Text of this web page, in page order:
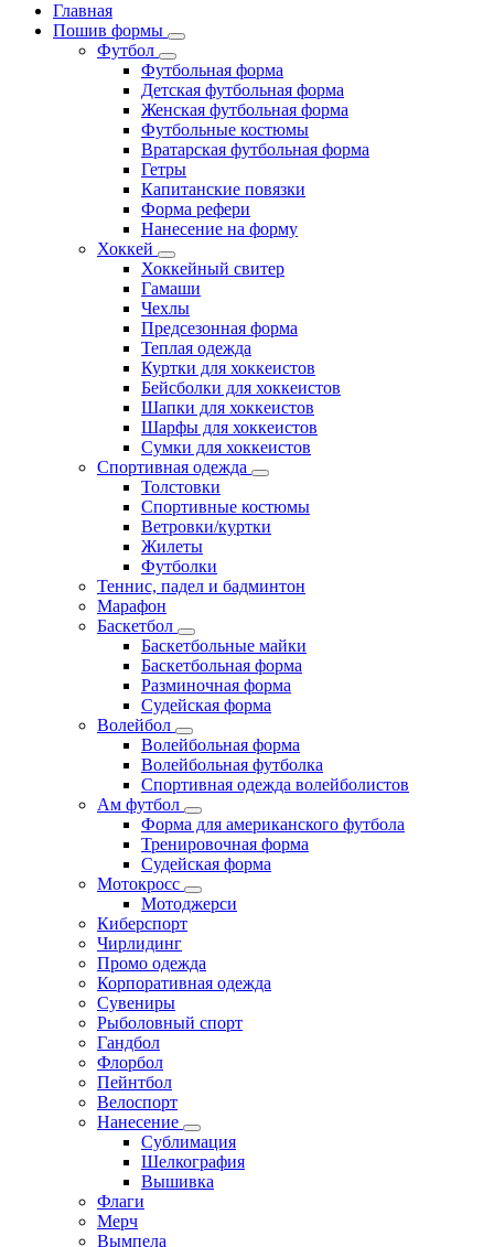
Главная
Пошив формы
Футбол
Футбольная форма
Детская футбольная форма
Женская футбольная форма
Футбольные костюмы
Вратарская футбольная форма
Гетры
Капитанские повязки
Форма рефери
Нанесение на форму
Хоккей
Хоккейный свитер
Гамаши
Чехлы
Предсезонная форма
Теплая одежда
Куртки для хоккеистов
Бейсболки для хоккеистов
Шапки для хоккеистов
Шарфы для хоккеистов
Сумки для хоккеистов
Спортивная одежда
Толстовки
Спортивные костюмы
Ветровки/куртки
Жилеты
Футболки
Теннис, падел и бадминтон
Марафон
Баскетбол
Баскетбольные майки
Баскетбольная форма
Разминочная форма
Судейская форма
Волейбол
Волейбольная форма
Волейбольная футболка
Спортивная одежда волейболистов
Ам футбол
Форма для американского футбола
Тренировочная форма
Судейская форма
Мотокросс
Мотоджерси
Киберспорт
Чирлидинг
Промо одежда
Корпоративная одежда
Сувениры
Рыболовный спорт
Гандбол
Флорбол
Пейнтбол
Велоспорт
Нанесение
Сублимация
Шелкография
Вышивка
Флаги
Мерч
Вымпела